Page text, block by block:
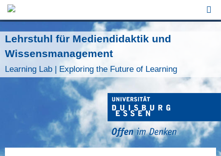
Jump to Navigation
Lehrstuhl für Mediendidaktik und
Wissensmanagement
Learning Lab | Exploring the Future of Learning